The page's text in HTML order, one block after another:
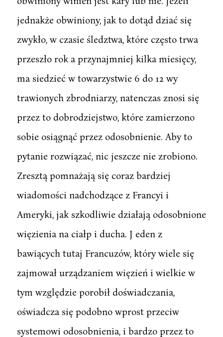
jednakże obwiniony, jak to dotąd dziać się
zwykło, w czasie śledztwa, które często trwa
przeszło rok a przynajmniej kilka miesięcy,
ma siedzieć w towarzystwie 6 do 12 wy
trawionych zbrodniarzy, natenczas znosi się
przez to dobrodziejstwo, które zamierzono
sobie osiągnąć przez odosobnienie. Aby to
pytanie rozwiązać, nic jeszcze nie zrobiono.
Zresztą pomnażają się coraz bardziej
wiadomości nadchodzące z Francyi i
Ameryki, jak szkodliwie działają odosobnione
więzienia na ciałp i ducha. J eden z
bawiących tutaj Francuzów, który wiele się
zajmował urządzaniem więzień i wielkie w
tym względzie porobił doświadczania,
oświadcza się podobno wprost przeciw
systemowi odosobnienia, i bardzo przez to